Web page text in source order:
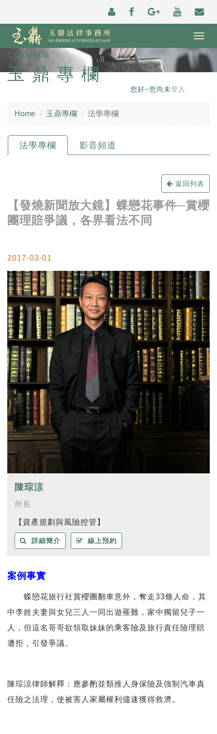
COLUMN
玉鼎專欄
您好~您尚未登入
Home 玉鼎專欄 法學專欄
法學專欄 影音頻道
返回列表
【發燒新聞放大鏡】蝶戀花事件─賞櫻
團理賠爭議，各界看法不同
2017-03-01
陳琮涼
所長
【資產規劃與風險控管】
詳細簡介 線上預約
案例事實
蝶戀花旅行社賞櫻團翻車意外，奪走33條人命，其
中李姓夫妻與女兒三人一同出遊罹難，家中獨留兒子一
人，但這名哥哥欲領取妹妹的乘客險及旅行責任險理賠
遭拒，引發爭議。
陳琮涼律師解釋：應參酌並類推人身保險及強制汽車責
任險之法理，使被害人家屬權利儘速獲得救濟。